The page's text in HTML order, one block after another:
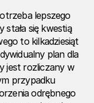
lepszego
się kwestią
to kilkadziesiąt
plan dla
jest rozliczany w
przypadku
odrębnego